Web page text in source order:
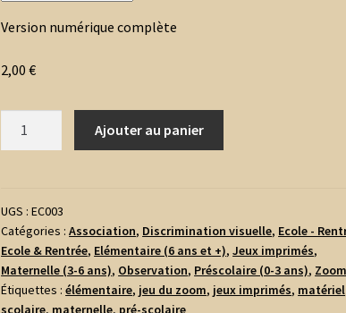
Version numérique complète
2,00€
Zoom
-
Ecole
&
Rentrée
Ajouter au panier
UGS :EC003
Catégories :Association, Discrimination visuelle, Ecole -
Ecole & Rentrée, Elémentaire (6 ans et +),Jeux imprimés,
Maternelle (3-6 ans), Observation, Préscolaire (0-3 ans), Zoom
Étiquettes :élémentaire, jeu du zoom, jeux imprimés, matériel
scolaire, maternelle, pré-scolaire